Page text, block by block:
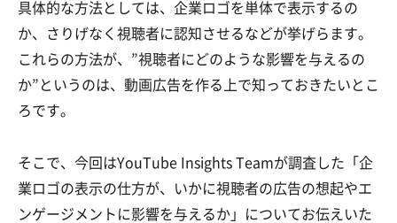
具体的な方法としては、企業ロゴを単体で表示するの
か、さりげなく視聴者に認知させるなどが挙げらます。
これらの方法が、”視聴者にどのような影響を与えるの
か”というのは、動画広告を作る上で知っておきたいとこ
ろです。
そこで、今回はYouTube Insights Teamが調査した「企
業ロゴの表示の仕方が、いかに視聴者の広告の想起やエ
ンゲージメントに影響を与えるか」についてお伝えいた